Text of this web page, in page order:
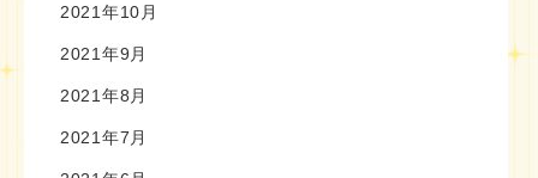
2021年10月
2021年9月
2021年8月
2021年7月